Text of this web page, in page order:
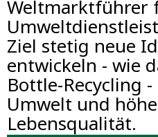
Weltmarktführer
Ziel stetig neue
entwickeln - wie
Bottle-Recycling
Umwelt und
Lebensqualität.